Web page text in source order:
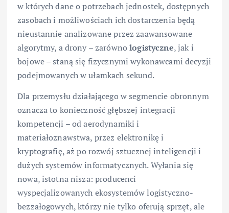
w których dane o potrzebach jednostek, dostępnych
zasobach i możliwościach ich dostarczenia będą
nieustannie analizowane przez zaawansowane
algorytmy, a drony – zarównologistyczne, jak i
bojowe – staną się fizycznymi wykonawcami decyzji
podejmowanych w ułamkach sekund.
Dla przemysłu działającego w segmencie obronnym
oznacza to konieczność głębszej integracji
kompetencji – od aerodynamiki i
materiałoznawstwa, przez elektronikę i
kryptografię, aż po rozwój sztucznej inteligencji i
dużych systemów informatycznych. Wyłania się
nowa, istotna nisza: producenci
wyspecjalizowanych ekosystemów logistyczno-
bezzałogowych, którzy nie tylko oferują sprzęt, ale